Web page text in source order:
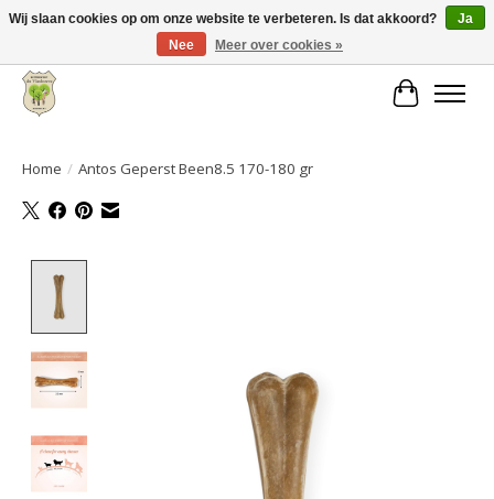
Grote keuze aan producten en snelle verzending!
Home / Antos Geperst Been8.5 170-180 gr
Wij slaan cookies op om onze website te verbeteren. Is dat akkoord?
Ja
Nee
Meer over cookies »